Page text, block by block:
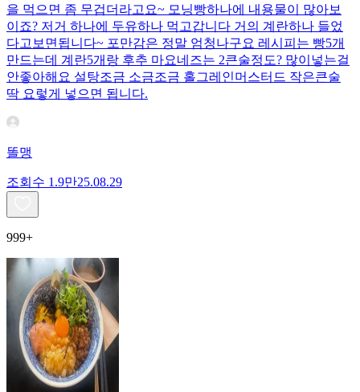
을 먹으면 좀 무겁더라고요~ 모닝빵하나에 내용물이 많아보
이죠? 저거 하나에 두유하나 먹고갑니다 거의 계란하나 들었
다고보면됩니다~ 포만감은 정말 엄청나구요 레시피는 빵5개
만드는데 계란5개랑 후추 마요네즈는 2큰술정도? 많이넣는걸
안좋아해요 설탕조금 소금조금 홀그레인머스터드 작은큰술
딱 요렇게 넣으면 됩니다.
똘맹
조회수 1.9만25.08.29
999+